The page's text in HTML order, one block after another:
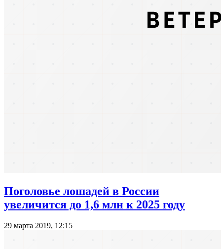
Поголовье лошадей в России
увеличится до 1,6 млн к 2025 году
29 марта 2019, 12:15